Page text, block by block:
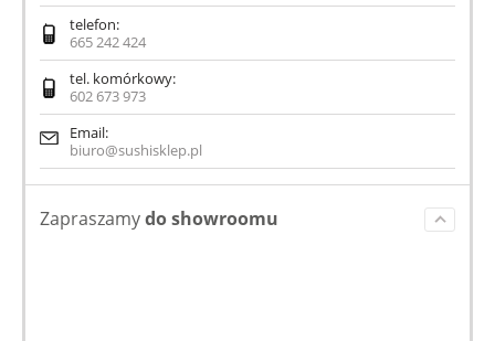
telefon:
665 242 424
tel. komórkowy:
602 673 973
Email:
biuro@sushisklep.pl
Zapraszamydo showroomu